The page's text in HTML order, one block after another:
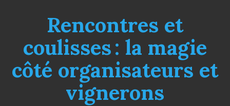
Rencontres et
coulisses : la magie
côté organisateurs et
vignerons